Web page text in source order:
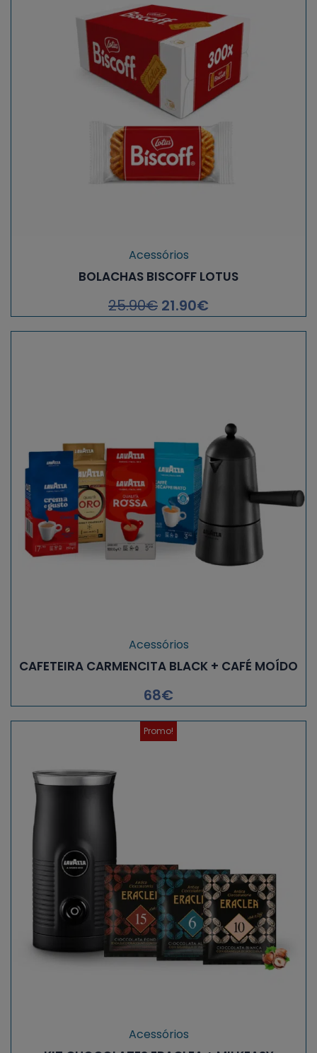
Acessórios
BOLACHAS BISCOFF LOTUS
25.90€ 21.90€
Acessórios
CAFETEIRA CARMENCITA BLACK + CAFÉ MOÍDO
68€
Promo!
Acessórios